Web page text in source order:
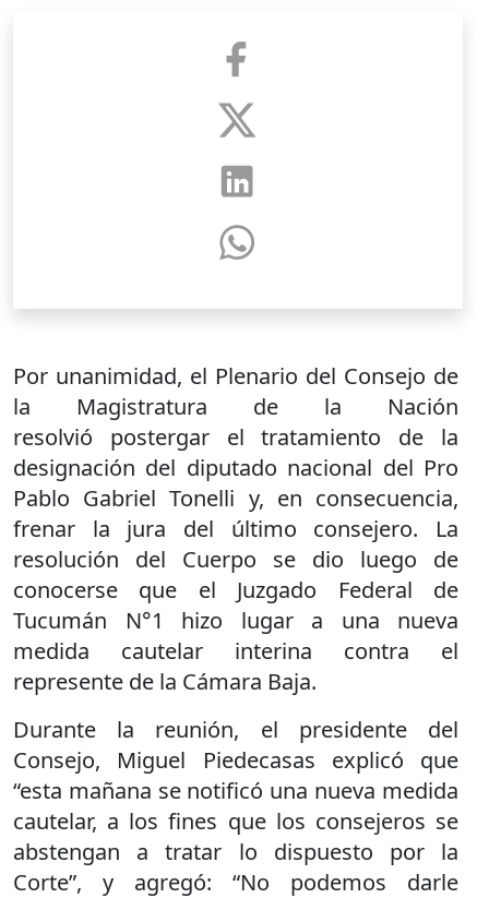
Por unanimidad, el Plenario del Consejo de
la Magistratura de la Nación
resolvió postergar el tratamiento de la
designación del diputado nacional del Pro
Pablo Gabriel Tonelli y, en consecuencia,
frenar la jura del último consejero. La
resolución del Cuerpo se dio luego de
conocerse que el Juzgado Federal de
Tucumán N°1 hizo lugar a una nueva
medida cautelar interina contra el
represente de la Cámara Baja.
Durante la reunión, el presidente del
Consejo, Miguel Piedecasas explicó que
“esta mañana se notificó una nueva medida
cautelar, a los fines que los consejeros se
abstengan a tratar lo dispuesto por la
Corte”, y agregó: “No podemos darle